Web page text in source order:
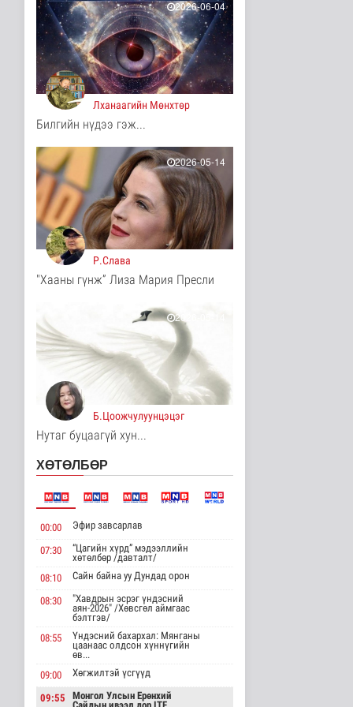
Нийгэм
2 цаг 48 минутын өмнө
АНУ гадаад дахь
дипломат
төлөөлөгчийн таван
газр..
Дэлхийд
2 цаг 54 минутын өмнө
судалгааны баг
Архангай ай..
Эрүүл мэнд
2 цаг 54 минутын өмнө
Хирошимад иргэд
Японы зэвсгийн
экспортын бодлогы..
Дэлхийд
2 цаг 6 минутын өмнө
Трамп Ирантай
тохиролцоонд хүрэх
шинэ гарц эрэлх..
Дэлхийд
2 цаг 14 минутын өмнө
Европ даяар хэт халалт
эрчимжиж байна
Дэлхийд
2 цаг 23 минутын өмнө
Байгаль орчин
3 цаг 40 минутын өмнө
Нийслэлд 107 ШТС-аар
АИ 92 автобензин
түгээж байна
3 цаг 47 минутын өмнө
Олон улсын туршлага
судлах сургалт,
Нийгэм
3 цаг 13 минутын өмнө
2026-06-04
Лханаагийн Мөнхтөр
Билгийн нүдээ гэж...
2026-05-14
Р.Слава
"Хааны гүнж” Лиза Мария Пресли
2026-05-14
Б.Цоожчулуунцэцэг
Нутаг буцаагүй хун...
ХӨТӨЛБӨР
00:00 Эфир завсарлав
07:30
“Цагийн хүрд” мэдээллийн
хөтөлбөр /давталт/
08:10
Сайн байна уу Дундад орон
08:30
"Хавдрын эсрэг үндэсний
аян-2026" /Хөвсгөл аймгаас
бэлтгэв/
08:55
Үндэсний бахархал: Мянганы
цаанаас олдсон хүннүгийн
өв...
09:00
Хөгжилтэй үсгүүд
09:55
Монгол Улсын Ерөнхий